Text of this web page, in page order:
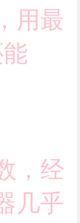
用最
，经
几乎